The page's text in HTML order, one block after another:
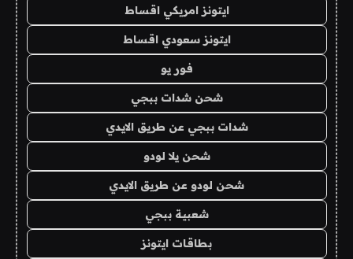
ايتونز امريكي اقساط
ايتونز سعودي اقساط
فور يو
شحن شدات ببجي
شدات ببجي عن طريق الايدي
شحن يلا لودو
شحن لودو عن طريق الايدي
شعبية ببجي
بطاقات ايتونز